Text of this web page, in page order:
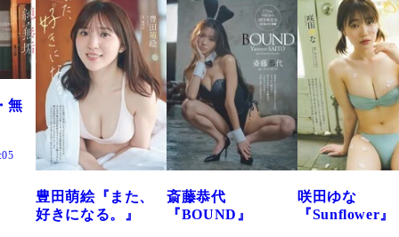
斎藤恭代
『BOUND』
咲田ゆな
『Sunflower』
藤水咲桜『花
だまり』